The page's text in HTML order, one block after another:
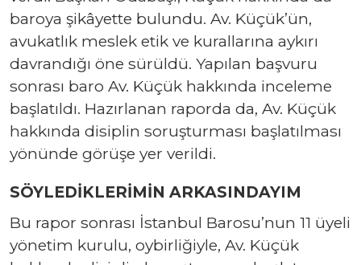
baroya şikâyette bulundu. Av. Küçük’ün,
avukatlık meslek etik ve kurallarına aykırı
davrandığı öne sürüldü. Yapılan başvuru
sonrası baro Av. Küçük hakkında inceleme
başlatıldı. Hazırlanan raporda da, Av. Küçük
hakkında disiplin soruşturması başlatılması
yönünde görüşe yer verildi.
SÖYLEDİKLERİMİN ARKASINDAYIM
Bu rapor sonrası İstanbul Barosu’nun 11 üyeli
yönetim kurulu, oybirliğiyle, Av. Küçük